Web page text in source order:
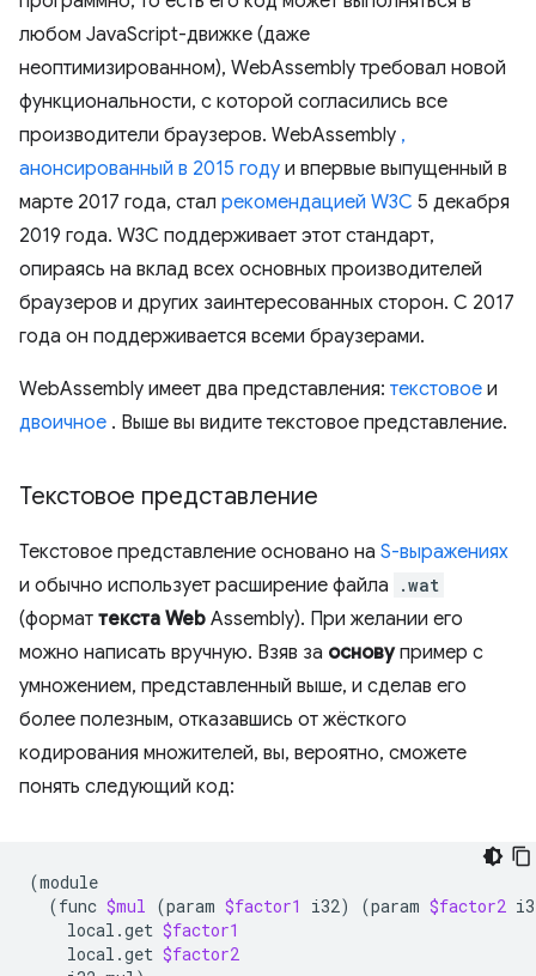
любом JavaScript-движке (даже
неоптимизированном), WebAssembly требовал новой
функциональности, с которой согласились все
производители браузеров. WebAssembly ,
анонсированный в 2015 году и впервые выпущенный в
марте 2017 года, стал рекомендацией W3C 5 декабря
2019 года. W3C поддерживает этот стандарт,
опираясь на вклад всех основных производителей
браузеров и других заинтересованных сторон. С 2017
года он поддерживается всеми браузерами.
WebAssembly имеет два представления: текстовое и
двоичное . Выше вы видите текстовое представление.
Текстовое представление
Текстовое представление основано на S-выражениях
и обычно использует расширение файла
.wat
(формат текста Web Assembly). При желании его
можно написать вручную. Взяв за основупример с
умножением, представленный выше, и сделав его
более полезным, отказавшись от жёсткого
кодирования множителей, вы, вероятно, сможете
понять следующий код:
(
(func $mul (param $factor1 i32) (param $factor2
local.get $factor1
local.get $factor2